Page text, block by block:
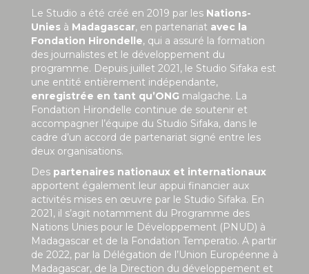
Le Studio a été créé en 2019 par les Nations-
Unies à Madagascar, en partenariat avec la
Fondation Hirondelle, qui a assuré la formation
des journalistes et le développement du
programme. Depuis juillet 2021, le Studio Sifaka est
une entité entièrement indépendante,
enregistrée en tant qu’ONG malgache. La
Fondation Hirondelle continue de soutenir et
accompagner l’équipe du Studio Sifaka, dans le
cadre d’un accord de partenariat signé entre les
deux organisations.
Des partenaires nationaux et internationaux
apportent également leur appui financier aux
activités mises en œuvre par le Studio Sifaka. En
2021, il s’agit notamment du Programme des
Nations Unies pour le Développement (PNUD) à
Madagascar et de la Fondation Temperatio. A partir
de 2022, par la Délégation de l’Union Européenne à
Madagascar, de la Direction du développement et